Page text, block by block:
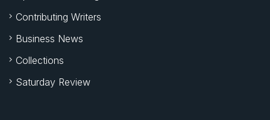
Contributing Writers
Business News
Collections
Saturday Review